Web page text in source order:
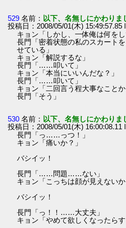
529 名前： 以下、名無しにかわりま
投稿日：2008/05/01(木) 15:49:57.85
キョン「しかし、一体俺は何を
長門「密着状態の私のスカート
せている」
キョン「解説するな」
長門「……叩いて」
キョン「本当にいいんだな？」
長門「……叩いて」
キョン「二回言う程大事なことか
長門「そう」
530 名前： 以下、名無しにかわりま
投稿日：2008/05/01(木) 16:00:08.11
長門「っ……っつ！」
キョン「痛いか？」
バシイッ！
長門「……問題……ない」
キョン「こっちは顔が見えない
バシイッ！
長門「っ！！……大丈夫」
キョン「やめて欲しくなったら